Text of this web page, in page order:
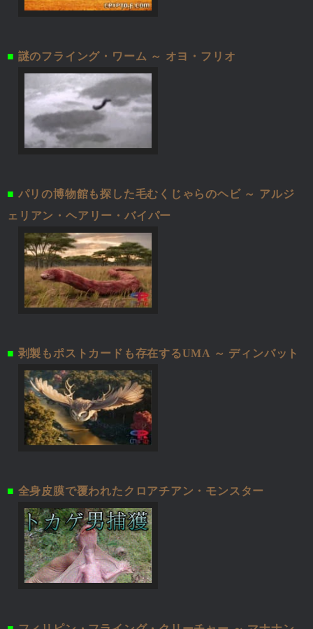
■ 謎のフライング・ワーム ～ オヨ・フリオ
■ パリの博物館も探した毛むくじゃらのヘビ ～ アルジ
ェリアン・ヘアリー・バイパー
■ 剥製もポストカードも存在するUMA ～ ディンバット
■ 全身皮膜で覆われたクロアチアン・モンスター